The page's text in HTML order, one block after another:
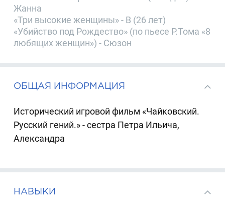
Жанна
«Три высокие женщины» - В (26 лет)
«Убийство под Рождество» (по пьесе Р.Тома «8
любящих женщин») - Сюзон
ОБЩАЯ ИНФОРМАЦИЯ
Исторический игровой фильм «Чайковский.
Русский гений.» - сестра Петра Ильича,
Александра
НАВЫКИ